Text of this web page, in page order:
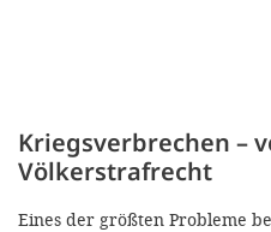
Kriegsverbrechen –
Völkerstrafrecht
Eines der größten Probleme